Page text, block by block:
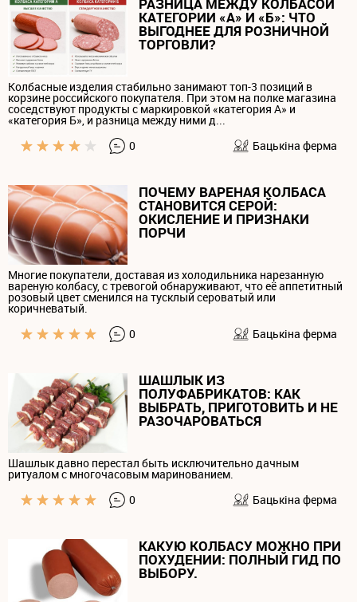
КАТЕГОРИИ «А» И «Б»: ЧТО
ВЫГОДНЕЕ ДЛЯ РОЗНИЧНОЙ
ТОРГОВЛИ?
Колбасные изделия стабильно занимают топ-3 позиций в
корзине российского покупателя. При этом на полке магазина
соседствуют продукты с маркировкой «категория А» и
«категория Б», и разница между ними д...
Бацькiна ферма
0
ПОЧЕМУ ВАРЕНАЯ КОЛБАСА
СТАНОВИТСЯ СЕРОЙ:
ОКИСЛЕНИЕ И ПРИЗНАКИ
ПОРЧИ
Многие покупатели, доставая из холодильника нарезанную
вареную колбасу, с тревогой обнаруживают, что её аппетитный
розовый цвет сменился на тусклый сероватый или
коричневатый.
Бацькiна ферма
0
ШАШЛЫК ИЗ
ПОЛУФАБРИКАТОВ: КАК
ВЫБРАТЬ, ПРИГОТОВИТЬ И НЕ
РАЗОЧАРОВАТЬСЯ
Шашлык давно перестал быть исключительно дачным
ритуалом с многочасовым маринованием.
Бацькiна ферма
0
КАКУЮ КОЛБАСУ МОЖНО ПРИ
ПОХУДЕНИИ: ПОЛНЫЙ ГИД ПО
ВЫБОРУ.